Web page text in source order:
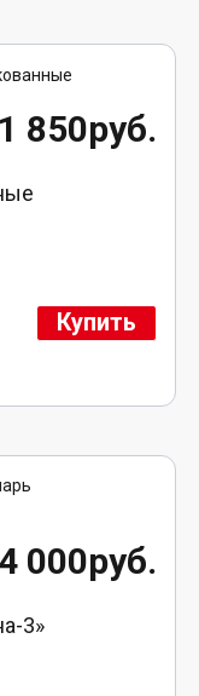
1 850руб.
Купить
4 000руб.
3»